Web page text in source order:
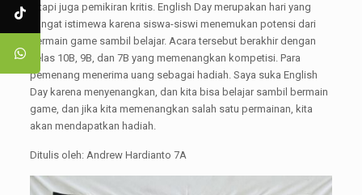
tetapi juga pemikiran kritis. English Day merupakan hari yang
sangat istimewa karena siswa-siswi menemukan potensi dari
bermain game sambil belajar. Acara tersebut berakhir dengan
kelas 10B, 9B, dan 7B yang memenangkan kompetisi. Para
pemenang menerima uang sebagai hadiah. Saya suka English
Day karena menyenangkan, dan kita bisa belajar sambil bermain
game, dan jika kita memenangkan salah satu permainan, kita
akan mendapatkan hadiah.
Ditulis oleh: Andrew Hardianto 7A